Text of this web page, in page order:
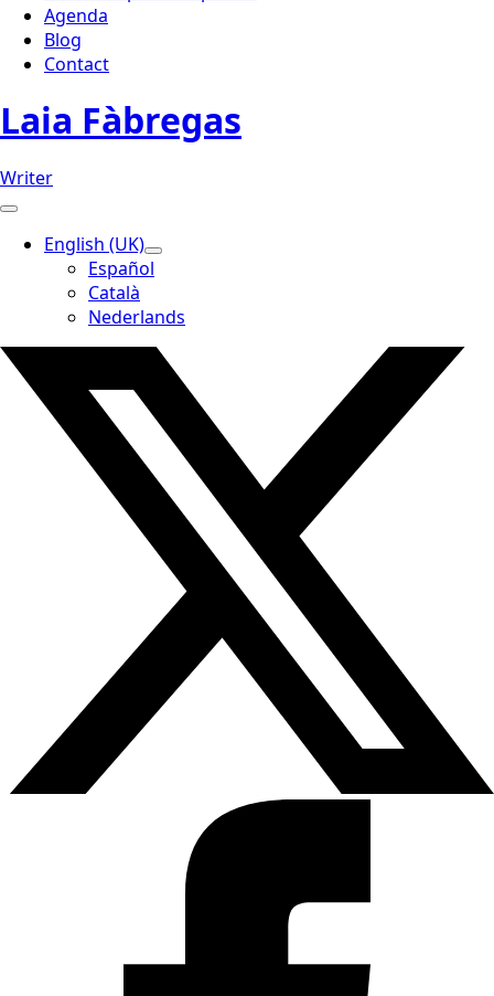
Agenda
Blog
Contact
Laia Fàbregas
Writer
English (UK)
Español
Català
Nederlands